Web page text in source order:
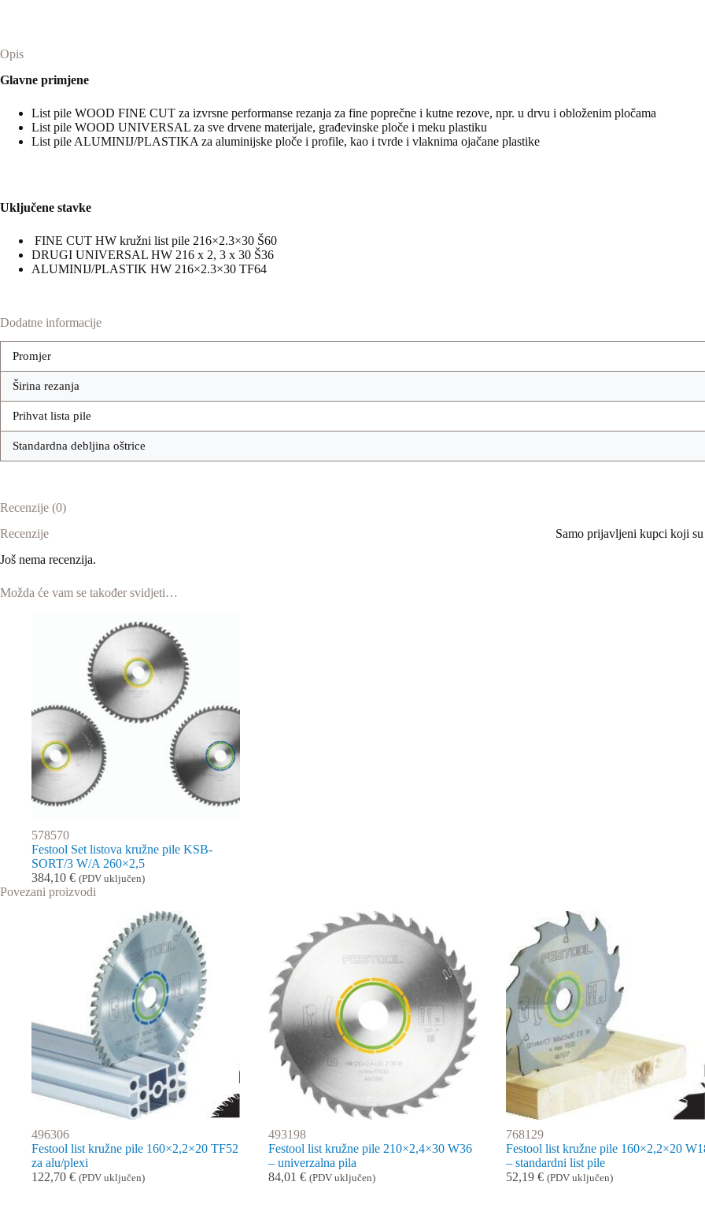
Opis
Glavne primjene
List pile WOOD FINE CUT za izvrsne performanse rezanja za fine poprečne i kutne rezove, npr. u drvu i obloženim pločama
List pile WOOD UNIVERSAL za sve drvene materijale, građevinske ploče i meku plastiku
List pile ALUMINIJ/PLASTIKA za aluminijske ploče i profile, kao i tvrde i vlaknima ojačane plastike
Uključene stavke
FINE CUT HW kružni list pile 216×2.3×30 Š60
DRUGI UNIVERSAL HW 216 x 2, 3 x 30 Š36
ALUMINIJ/PLASTIK HW 216×2.3×30 TF64
Dodatne informacije
Promjer
Širina rezanja
Prihvat lista pile
Standardna debljina oštrice
Recenzije (0)
Recenzije
Još nema recenzija.
Samo prijavljeni kupci koji
Možda će vam se također svidjeti…
578570
Festool Set listova kružne pile KSB-
SORT/3 W/A 260×2,5
384,10 € (PDV uključen)
Povezani proizvodi
496306
Festool list kružne pile 160×2,2×20 TF52
za alu/plexi
122,70 € (PDV uključen)
493198
Festool list kružne pile 210×2,4×30 W36
– univerzalna pila
84,01€ (PDV uključen)
768129
Festool list kružne pile 160×2,2×20
– standardni list pile
52,19 € (PDV uključen)